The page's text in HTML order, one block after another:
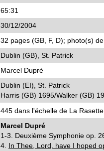
65:31
30/12/2004
32 pages (GB, F, D); photo(s)
Dublin (GB), St. Patrick
Marcel Dupré
Dublin (EI), St. Patrick
Harris (GB) 1695/Walker (GB)
445 dans l'échelle de La Rasette
Marcel Dupré
1-3. Deuxième Symphonie op.
4. In Thee, Lord, have I hoped